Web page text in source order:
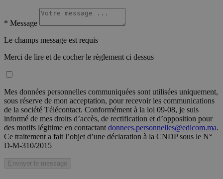
* Message
Le champs message est requis
Merci de lire et de cocher le règlement ci dessus
Mes données personnelles communiquées sont utilisées uniquement,
sous réserve de mon acceptation, pour recevoir les communications
de la société Télécontact. Conformément à la loi 09-08, je suis
informé de mes droits d’accès, de rectification et d’opposition pour
des motifs légitime en contactant donnees.personnelles@edicom.ma.
Ce traitement a fait l’objet d’une déclaration à la CNDP sous le N°
D-M-310/2015
Envoyer le message